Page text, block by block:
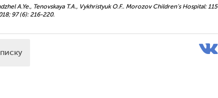
A.Ye., Tenovskaya T.A., Vykhristyuk O.F.. Morozov Children’s Hospital: 115
97 (6): 216-220.